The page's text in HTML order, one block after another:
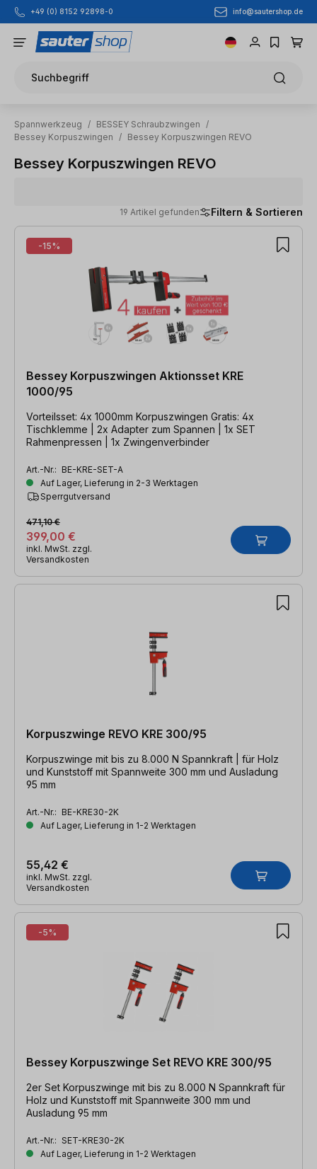
Zum Hauptinhalt springen
+49 (0) 8152 92898-0 info@sautershop.de
Suchbegriff
Spannwerkzeug / BESSEY Schraubzwingen
/
Bessey Korpuszwingen
/ Bessey Korpuszwingen REVO
Bessey Korpuszwingen REVO
19 Artikel gefunden Filtern & Sortieren
19 Artikel gefunden
-15%
Bessey Korpuszwingen Aktionsset KRE
1000/95
Vorteilsset: 4x 1000mm Korpuszwingen Gratis: 4x
Tischklemme | 2x Adapter zum Spannen | 1x SET
Rahmenpressen | 1x Zwingenverbinder
Art.-Nr.: BE-KRE-SET-A
Auf Lager, Lieferung in 2-3 Werktagen
Sperrgutversand
399,00 €
471,10 €
inkl. MwSt. zzgl.
Versandkosten
Korpuszwinge REVO KRE 300/95
Korpuszwinge mit bis zu 8.000 N Spannkraft | für Holz
und Kunststoff mit Spannweite 300 mm und Ausladung
95 mm
Art.-Nr.: BE-KRE30-2K
Auf Lager, Lieferung in 1-2 Werktagen
55,42 €
inkl. MwSt. zzgl.
Versandkosten
-5%
Bessey Korpuszwinge Set REVO KRE 300/95
2er Set Korpuszwinge mit bis zu 8.000 N Spannkraft für
Holz und Kunststoff mit Spannweite 300 mm und
Ausladung 95 mm
Art.-Nr.: SET-KRE30-2K
Auf Lager, Lieferung in 1-2 Werktagen